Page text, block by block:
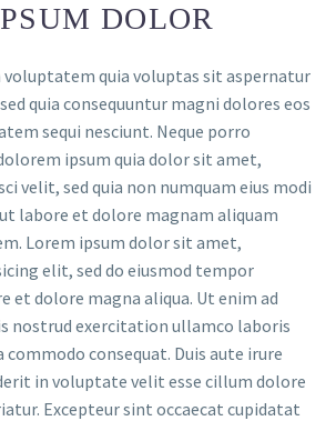
DOLOR
voluptatem quia voluptas sit aspernatur
quia consequuntur magni dolores eos
sequi nesciunt. Neque porro
ipsum quia dolor sit amet,
velit, sed quia non numquam eius modi
labore et dolore magnam aliquam
Lorem ipsum dolor sit amet,
elit, sed do eiusmod tempor
et dolore magna aliqua. Ut enim ad
nostrud exercitation ullamco laboris
commodo consequat. Duis aute irure
in voluptate velit esse cillum dolore
Excepteur sint occaecat cupidatat